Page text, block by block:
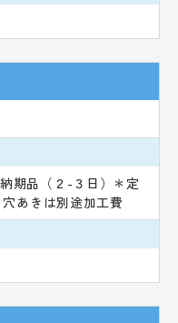
期品（２-３日）＊定
あきは別途加工費